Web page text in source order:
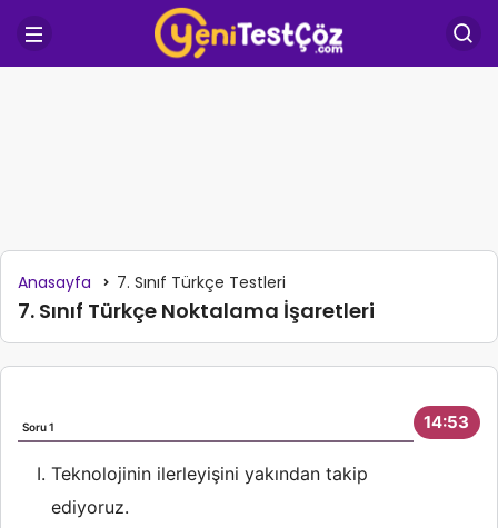
Anasayfa 7. Sınıf Türkçe Testleri
7. Sınıf Türkçe Noktalama İşaretleri
14:53
Soru 1
Teknolojinin ilerleyişini yakından takip
ediyoruz.